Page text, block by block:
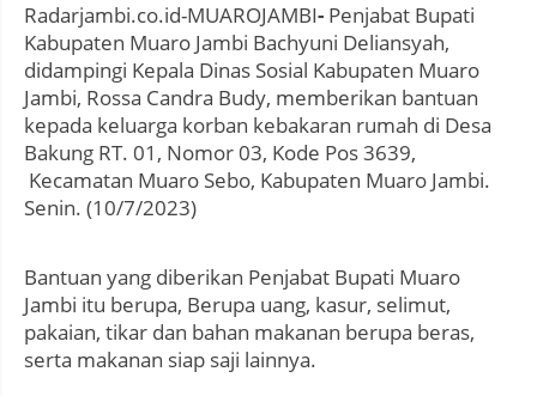
Radarjambi.co.id-MUAROJAMBI- Penjabat Bupati
Kabupaten Muaro Jambi Bachyuni Deliansyah,
didampingi Kepala Dinas Sosial Kabupaten Muaro
Jambi, Rossa Candra Budy, memberikan bantuan
kepada keluarga korban kebakaran rumah di Desa
Bakung RT. 01, Nomor 03, Kode Pos 3639,
Kecamatan Muaro Sebo, Kabupaten Muaro Jambi.
Senin. (10/7/2023)
Bantuan yang diberikan Penjabat Bupati Muaro
Jambi itu berupa, Berupa uang, kasur, selimut,
pakaian, tikar dan bahan makanan berupa beras,
serta makanan siap saji lainnya.